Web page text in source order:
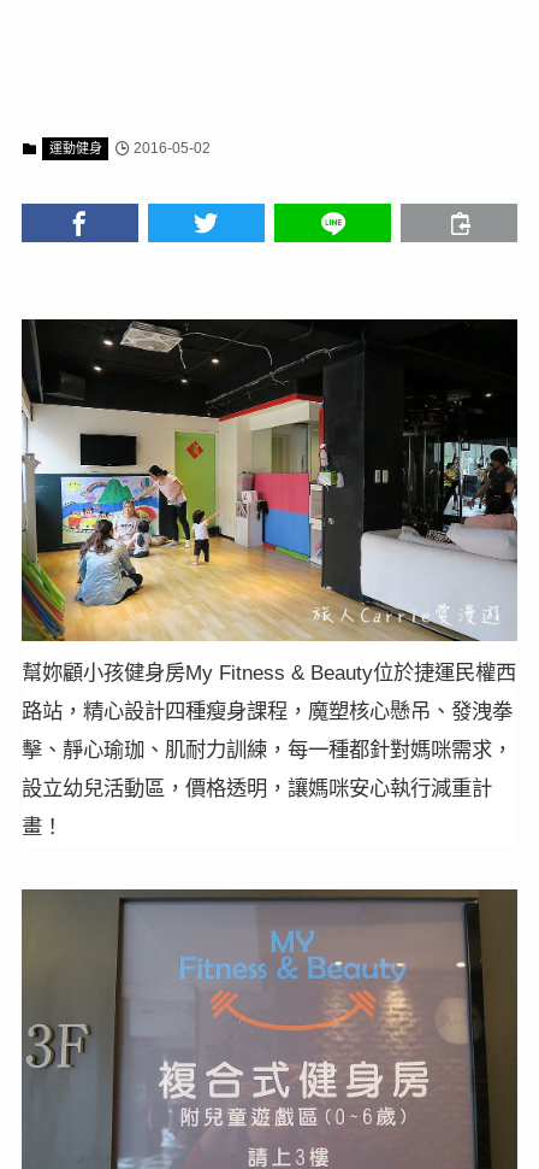
運動健身 2016-05-02
幫妳顧小孩健身房My Fitness & Beauty位於捷運民權西
路站，精心設計四種瘦身課程，魔塑核心懸吊、發洩拳
擊、靜心瑜珈、肌耐力訓練，每一種都針對媽咪需求，
設立幼兒活動區，價格透明，讓媽咪安心執行減重計
畫！